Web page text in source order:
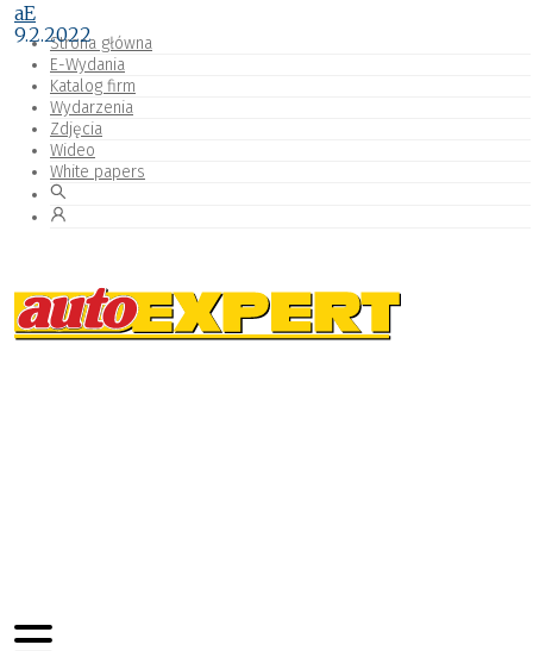
Strona główna
E-Wydania
Katalog firm
Wydarzenia
Zdjęcia
Wideo
White papers
aE
9.2.2022